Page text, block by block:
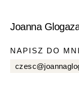
Joanna
NAPISZ DO